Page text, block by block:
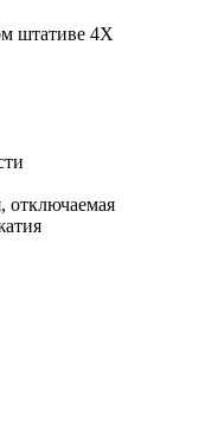
штативе 4Х
отключаемая